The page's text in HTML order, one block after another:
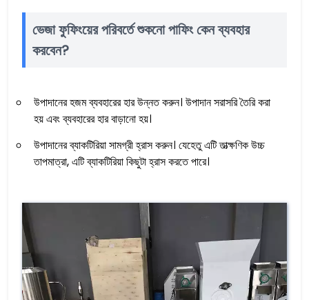
ভেজা ফুফিংয়ের পরিবর্তে শুকনো পাফিং কেন ব্যবহার
করবেন?
উপাদানের হজম ব্যবহারের হার উন্নত করুন। উপাদান সরাসরি তৈরি করা
হয় এবং ব্যবহারের হার বাড়ানো হয়।
উপাদানের ব্যাকটিরিয়া সামগ্রী হ্রাস করুন। যেহেতু এটি তাত্ক্ষণিক উচ্চ
তাপমাত্রা, এটি ব্যাকটিরিয়া কিছুটা হ্রাস করতে পারে।